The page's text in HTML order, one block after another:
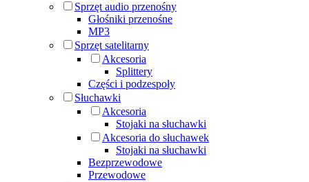
Sprzęt audio przenośny
Głośniki przenośne
MP3
Sprzęt satelitarny
Akcesoria
Splittery
Części i podzespoły
Słuchawki
Akcesoria
Stojaki na słuchawki
Akcesoria do słuchawek
Stojaki na słuchawki
Bezprzewodowe
Przewodowe